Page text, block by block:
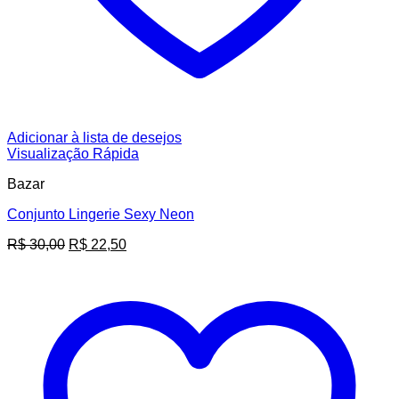
Adicionar à lista de desejos
Visualização Rápida
Bazar
Conjunto Lingerie Sexy Neon
R$30,00 O
R$ 30,00.
R$ 22,50O
R$ 22,50.